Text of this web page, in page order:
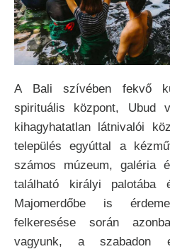
A Bali szívében fekvő
spirituális központ, Ubud
kihagyhatatlan látnivalói
település egyúttal a
számos múzeum, galéria
található királyi palotába
Majomerdőbe is
felkeresése során
vagyunk, a szabadon